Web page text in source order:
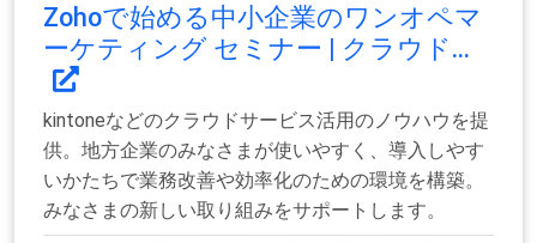
Zohoで始める中小企業のワンオペマ
ーケティング セミナー | クラウド...
kintoneなどのクラウドサービス活用のノウハウを提
供。地方企業のみなさまが使いやすく、導入しやす
いかたちで業務改善や効率化のための環境を構築。
みなさまの新しい取り組みをサポートします。